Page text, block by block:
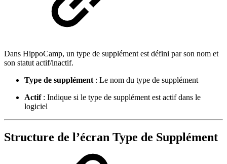
Dans HippoCamp, un type de supplément est défini par son nom et
son statut actif/inactif.
Type de supplément: Le nom du type de supplément
Actif : Indique si le type de supplément est actif dans le
logiciel
Structure de l’écran Type de Supplément